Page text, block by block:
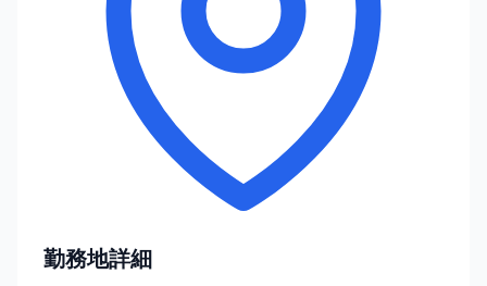
勤務地詳細